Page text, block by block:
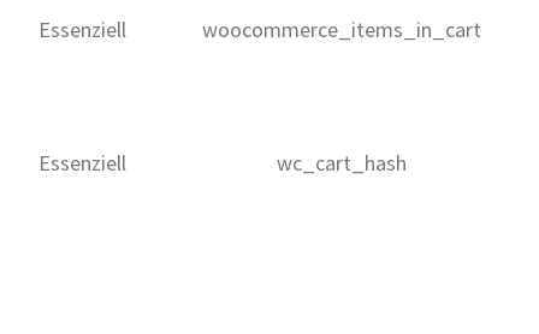
Essenziell woocommerce_items_in_cart
Essenziell wc_cart_hash